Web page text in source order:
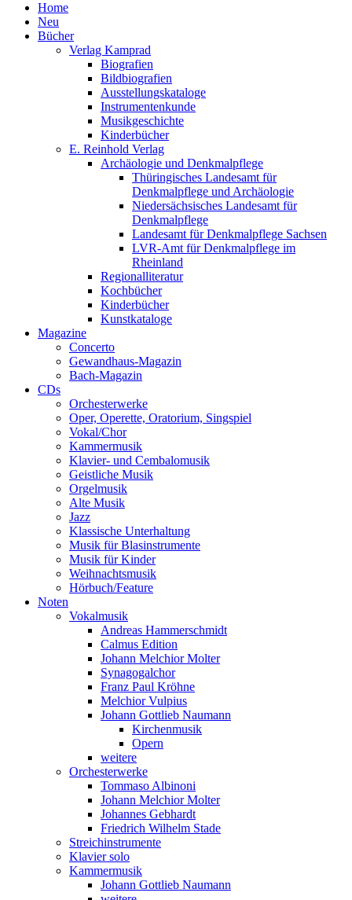
Home
Neu
Bücher
Verlag Kamprad
Biografien
Bildbiografien
Ausstellungskataloge
Instrumentenkunde
Musikgeschichte
Kinderbücher
E. Reinhold Verlag
Archäologie und Denkmalpflege
Thüringisches Landesamt für
Denkmalpflege und Archäologie
Niedersächsisches Landesamt für
Denkmalpflege
Landesamt für Denkmalpflege Sachsen
LVR-Amt für Denkmalpflege im
Rheinland
Regionalliteratur
Kochbücher
Kinderbücher
Kunstkataloge
Magazine
Concerto
Gewandhaus-Magazin
Bach-Magazin
CDs
Orchesterwerke
Oper, Operette, Oratorium, Singspiel
Vokal/Chor
Kammermusik
Klavier- und Cembalomusik
Geistliche Musik
Orgelmusik
Alte Musik
Jazz
Klassische Unterhaltung
Musik für Blasinstrumente
Musik für Kinder
Weihnachtsmusik
Hörbuch/Feature
Noten
Vokalmusik
Andreas Hammerschmidt
Calmus Edition
Johann Melchior Molter
Synagogalchor
Franz Paul Kröhne
Melchior Vulpius
Johann Gottlieb Naumann
Kirchenmusik
Opern
weitere
Orchesterwerke
Tommaso Albinoni
Johann Melchior Molter
Johannes Gebhardt
Friedrich Wilhelm Stade
Streichinstrumente
Klavier solo
Kammermusik
Johann Gottlieb Naumann